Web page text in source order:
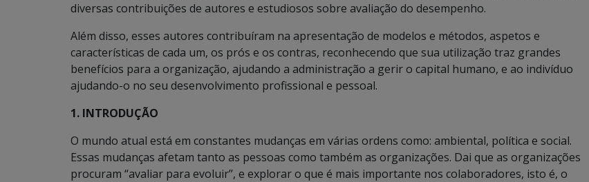
diversas contribuições de autores e estudiosos sobre avaliação do desempenho.
Além disso, esses autores contribuíram na apresentação de modelos e métodos, aspetos e
características de cada um, os prós e os contras, reconhecendo que sua utilização traz grandes
benefícios para a organização, ajudando a administração a gerir o capital humano, e ao indivíduo
ajudando-o no seu desenvolvimento profissional e pessoal.
1. INTRODUÇÃO
O mundo atual está em constantes mudanças em várias ordens como: ambiental, política e social.
Essas mudanças afetam tanto as pessoas como também as organizações. Dai que as organizações
procuram “avaliar para evoluir”, e explorar o que é mais importante nos colaboradores, isto é, o